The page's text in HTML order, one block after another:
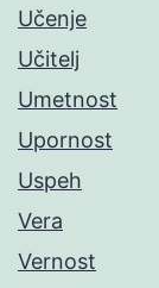
Učenje
Učitelj
Umetnost
Upornost
Uspeh
Vera
Vernost